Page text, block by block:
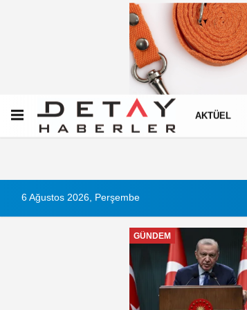
AKTÜEL
6 Ağustos 2026, Perşembe
GÜNDEM